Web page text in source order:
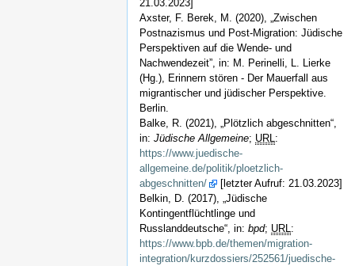
21.03.2023]
Axster, F. Berek, M. (2020), „Zwischen
Postnazismus und Post-Migration: Jüdische
Perspektiven auf die Wende- und
Nachwendezeit”, in: M. Perinelli, L. Lierke
(Hg.), Erinnern stören - Der Mauerfall aus
migrantischer und jüdischer Perspektive.
Berlin.
Balke, R. (2021), „Plötzlich abgeschnitten“,
in: Jüdische Allgemeine; URL:
https://www.juedische-
allgemeine.de/politik/ploetzlich-
abgeschnitten/
[letzter Aufruf: 21.03.2023]
Belkin, D. (2017), „Jüdische
Kontingentflüchtlinge und
Russlanddeutsche“, in: bpd; URL:
https://www.bpb.de/themen/migration-
integration/kurzdossiers/252561/juedische-